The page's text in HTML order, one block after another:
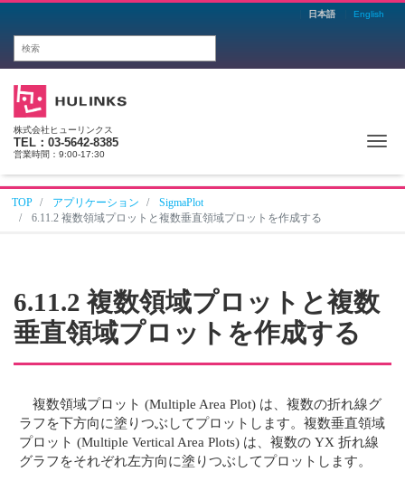
日本語 English
株式会社ヒューリンクス
TEL：03-5642-8385
営業時間：9:00-17:30
TOP アプリケーション
SigmaPlot
6.11.2 複数領域プロットと複数垂直領域プロットを作成する
6.11.2 複数領域プロットと複数
垂直領域プロットを作成する
複数領域プロット (Multiple Area Plot) は、複数の折れ線グ
ラフを下方向に塗りつぶしてプロットします。複数垂直領域
プロット (Multiple Vertical Area Plots) は、複数の YX 折れ線
グラフをそれぞれ左方向に塗りつぶしてプロットします。